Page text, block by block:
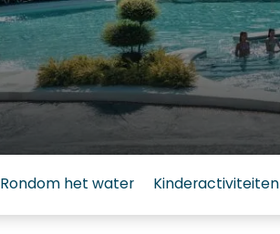
Rondom het water Kinderactiviteiten